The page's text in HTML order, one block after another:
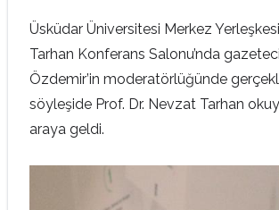
Üsküdar Üniversitesi Merkez
Tarhan Konferans Salonu’nda
Özdemir’in moderatörlüğünde
söyleşide Prof. Dr. Nevzat Tarhan
araya geldi.